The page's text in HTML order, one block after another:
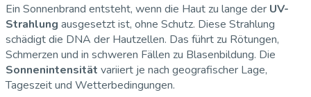
Ein Sonnenbrand entsteht, wenn die Haut zu lange der UV-
Strahlung ausgesetzt ist, ohne Schutz. Diese Strahlung
schädigt die DNA der Hautzellen. Das führt zu Rötungen,
Schmerzen und in schweren Fällen zu Blasenbildung. Die
Sonnenintensität variiert je nach geografischer Lage,
Tageszeit und Wetterbedingungen.